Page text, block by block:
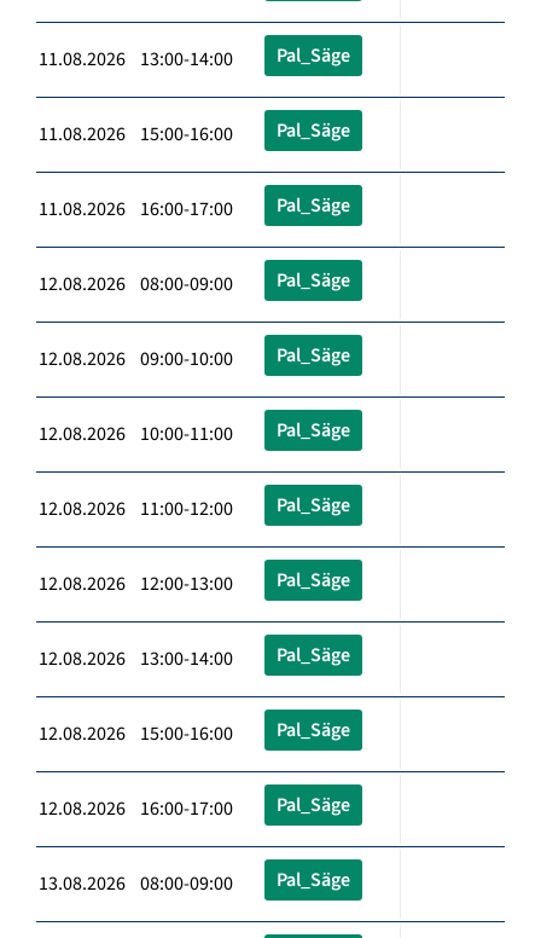
11.08.2026 13:00-14:00 Pal_Säge
11.08.2026 15:00-16:00 Pal_Säge
11.08.2026 16:00-17:00 Pal_Säge
12.08.2026 08:00-09:00 Pal_Säge
12.08.2026 09:00-10:00 Pal_Säge
12.08.2026 10:00-11:00 Pal_Säge
12.08.2026 11:00-12:00 Pal_Säge
12.08.2026 12:00-13:00 Pal_Säge
12.08.2026 13:00-14:00 Pal_Säge
12.08.2026 15:00-16:00 Pal_Säge
12.08.2026 16:00-17:00 Pal_Säge
13.08.2026 08:00-09:00 Pal_Säge